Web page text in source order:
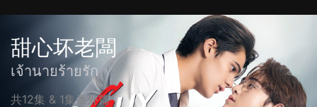
甜心坏老闆
เจ้านายร้ายรัก
共12集 & 1集番外篇